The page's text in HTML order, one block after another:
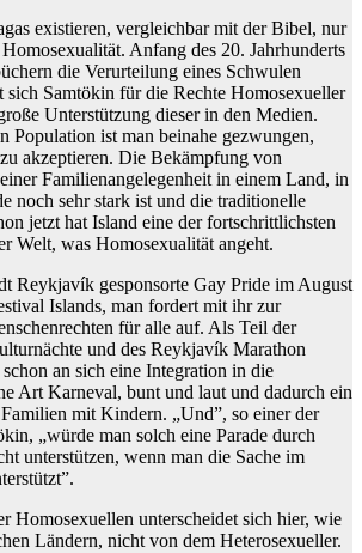
existieren, vergleichbar mit der Bibel, nur
Anfang des 20. Jahrhunderts
die Verurteilung eines Schwulen
sich Samtökin für die Rechte Homosexueller
Unterstützung dieser in den Medien.
Population ist man beinahe gezwungen,
akzeptieren. Die Bekämpfung von
Familienangelegenheit in einem Land, in
noch sehr stark ist und die traditionelle
jetzt hat Island eine der fortschrittlichsten
Welt, was Homosexualität angeht.
Reykjavík gesponsorte Gay Pride im August
Islands, man fordert mit ihr zur
für alle auf. Als Teil der
und des Reykjavík Marathon
an sich eine Integration in die
Art Karneval, bunt und laut und dadurch ein
mit Kindern. „Und”, so einer der
„würde man solch eine Parade durch
unterstützen, wenn man die Sache im
Homosexuellen unterscheidet sich hier, wie
Ländern, nicht von dem Heterosexueller.